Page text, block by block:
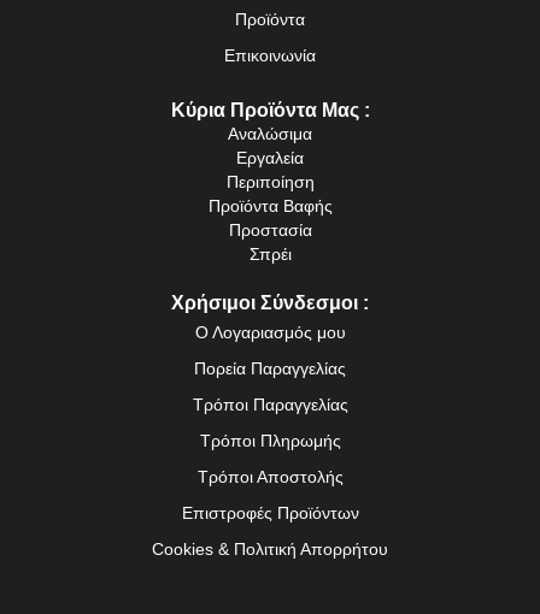
Προϊόντα
Επικοινωνία
Κύρια Προϊόντα Μας :
Αναλώσιμα
Εργαλεία
Περιποίηση
Προϊόντα Βαφής
Προστασία
Σπρέι
Χρήσιμοι Σύνδεσμοι :
Ο Λογαριασμός μου
Πορεία Παραγγελίας
Τρόποι Παραγγελίας
Τρόποι Πληρωμής
Τρόποι Αποστολής
Επιστροφές Προϊόντων
Cookies & Πολιτική Απορρήτου